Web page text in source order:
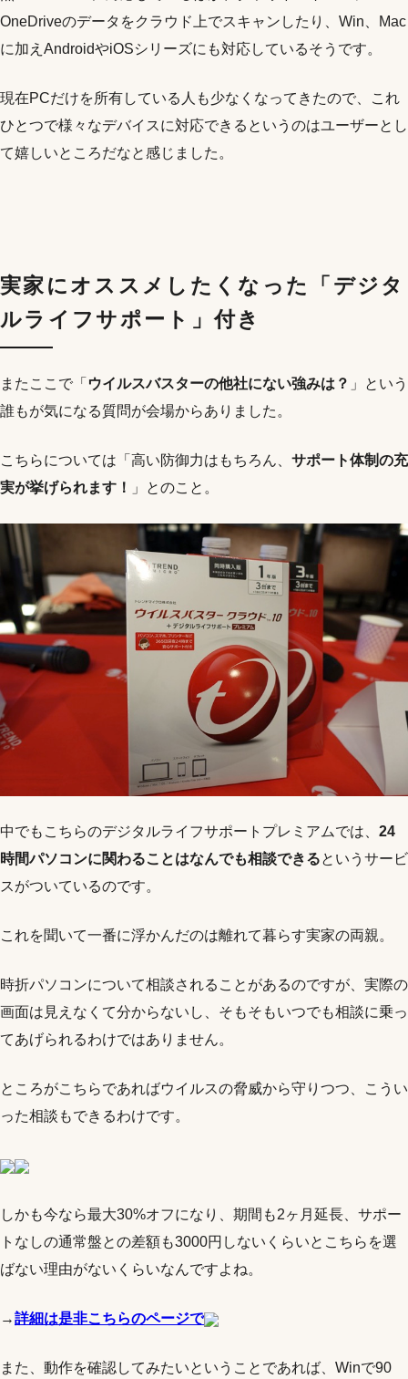
OneDriveのデータをクラウド上でスキャンしたり、Win、Mac
に加えAndroidやiOSシリーズにも対応しているそうです。
現在PCだけを所有している人も少なくなってきたので、これ
ひとつで様々なデバイスに対応できるというのはユーザーとし
て嬉しいところだなと感じました。
実家にオススメしたくなった「デジタ
ルライフサポート」付き
またここで「 ウイルスバスターの他社にない強みは？ 」という
誰もが気になる質問が会場からありました。
こちらについては「高い防御力はもちろん、 サポート体制の充
実が挙げられます！
」とのこと。
中でもこちらのデジタルライフサポートプレミアムでは、 24
時間パソコンに関わることはなんでも相談できるというサービ
スがついているのです。
これを聞いて一番に浮かんだのは離れて暮らす実家の両親。
時折パソコンについて相談されることがあるのですが、実際の
画面は見えなくて分からないし、そもそもいつでも相談に乗っ
てあげられるわけではありません。
ところがこちらであればウイルスの脅威から守りつつ、こうい
った相談もできるわけです。
しかも今なら最大30%オフになり、期間も2ヶ月延長、サポー
トなしの通常盤との差額も3000円しないくらいとこちらを選
ばない理由がないくらいなんですよね。
→詳細は是非こちらのページで
また、動作を確認してみたいということであれば、Winで90